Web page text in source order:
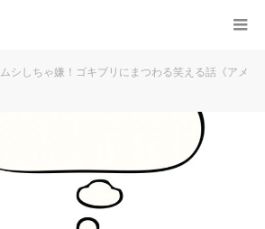
ムシしちゃ嫌！ゴキブリにまつわる笑える話《アメ